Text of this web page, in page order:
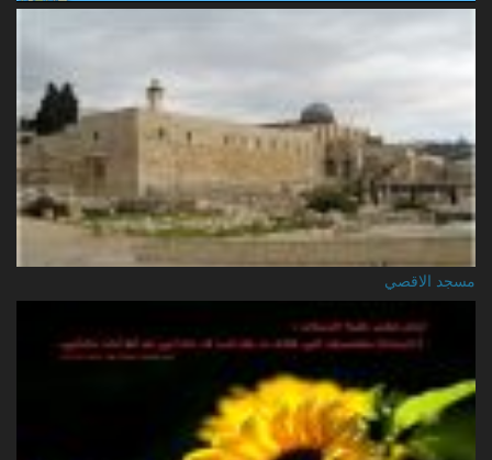
مسجد الاقصي